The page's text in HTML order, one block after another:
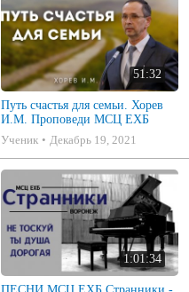
51:32
Путь счастья для семьи. Хорев
И.М. Проповеди МСЦ ЕХБ
Ученик
Декабрь 19, 2021
1:01:34